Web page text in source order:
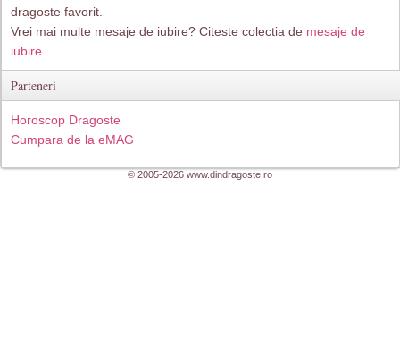
dragoste favorit.
Vrei mai multe mesaje de iubire? Citeste colectia de mesaje de
iubire.
Parteneri
Horoscop Dragoste
Cumpara de la eMAG
© 2005-2026 www.dindragoste.ro